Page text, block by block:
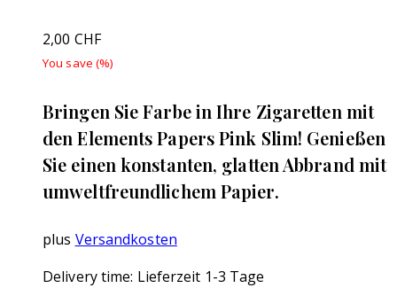
2,00 CHF
You save (%)
Bringen Sie Farbe in Ihre Zigaretten mit
den Elements Papers Pink Slim! Genießen
Sie einen konstanten, glatten Abbrand mit
umweltfreundlichem Papier.
plus Versandkosten
Delivery time: Lieferzeit 1-3 Tage